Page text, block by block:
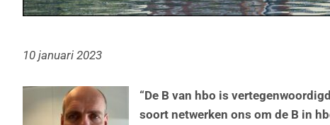
10 januari 2023
“De B van hbo is
soort netwerken ons om de B in